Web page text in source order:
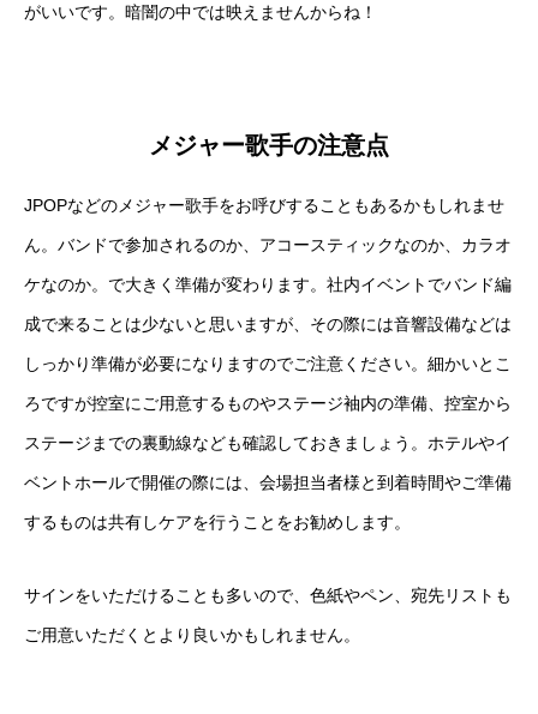
がいいです。暗闇の中では映えませんからね！
メジャー歌手の注意点
JPOPなどのメジャー歌手をお呼びすることもあるかもしれませ
ん。バンドで参加されるのか、アコースティックなのか、カラオ
ケなのか。で大きく準備が変わります。社内イベントでバンド編
成で来ることは少ないと思いますが、その際には音響設備などは
しっかり準備が必要になりますのでご注意ください。細かいとこ
ろですが控室にご用意するものやステージ袖内の準備、控室から
ステージまでの裏動線なども確認しておきましょう。ホテルやイ
ベントホールで開催の際には、会場担当者様と到着時間やご準備
するものは共有しケアを行うことをお勧めします。
サインをいただけることも多いので、色紙やペン、宛先リストも
ご用意いただくとより良いかもしれません。